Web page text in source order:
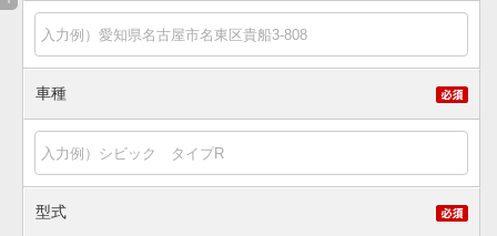
車種
型式